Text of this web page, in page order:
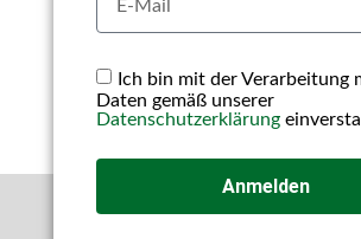
Ich bin mit der Verarbeitung
Daten gemäß unserer
Datenschutzerklärung
Anmelden